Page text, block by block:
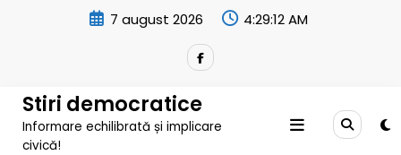
7 august 2026 4:29:13 AM
Stiri democratice
Informare echilibrată și implicare
civică!